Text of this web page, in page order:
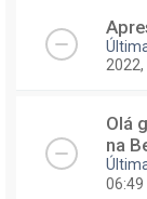
2022,
Olá
na
06:49